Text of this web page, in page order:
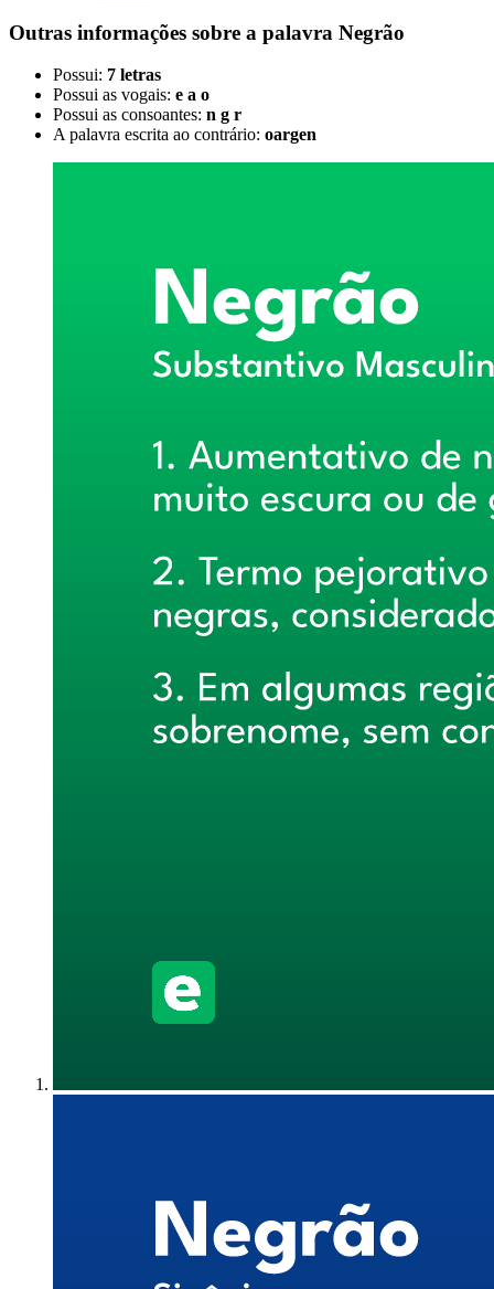
Outras informações sobre a palavra Negrão
Possui: 7 letras
Possui as vogais: e a o
Possui as consoantes: n g r
A palavra escrita ao contrário: oargen